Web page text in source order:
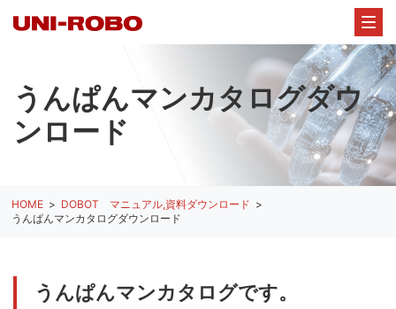
うんぱんマンカタログダウ
ンロード
HOME
DOBOT マニュアル,資料ダウンロード
うんぱんマンカタログダウンロード
うんぱんマンカタログです。